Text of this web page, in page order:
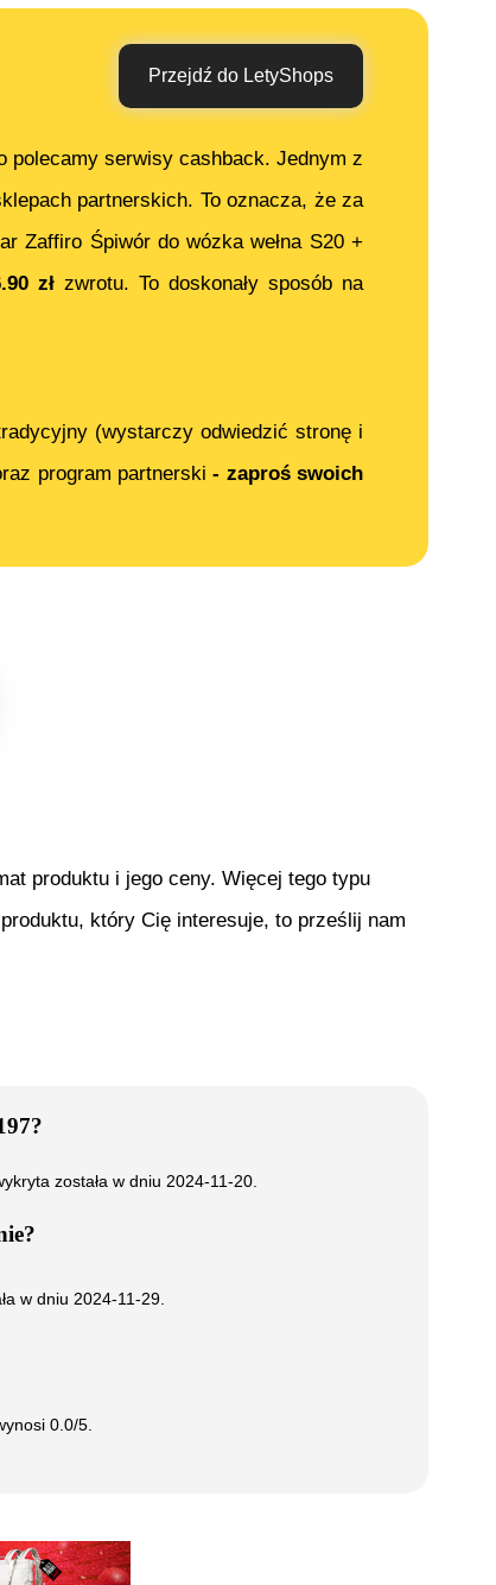
Przejdź do LetyShops
polecamy serwisy cashback. Jednym z
partnerskich. To oznacza, że za
Zaffiro Śpiwór do wózka wełna S20 +
zł zwrotu. To doskonały sposób na
(wystarczy odwiedzić stronę i
program partnerski- zaproś swoich
produktu i jego ceny. Więcej tego typu
który Cię interesuje, to prześlij nam
?
została w dniu 2024-11-20.
w dniu 2024-11-29
0.0/5.